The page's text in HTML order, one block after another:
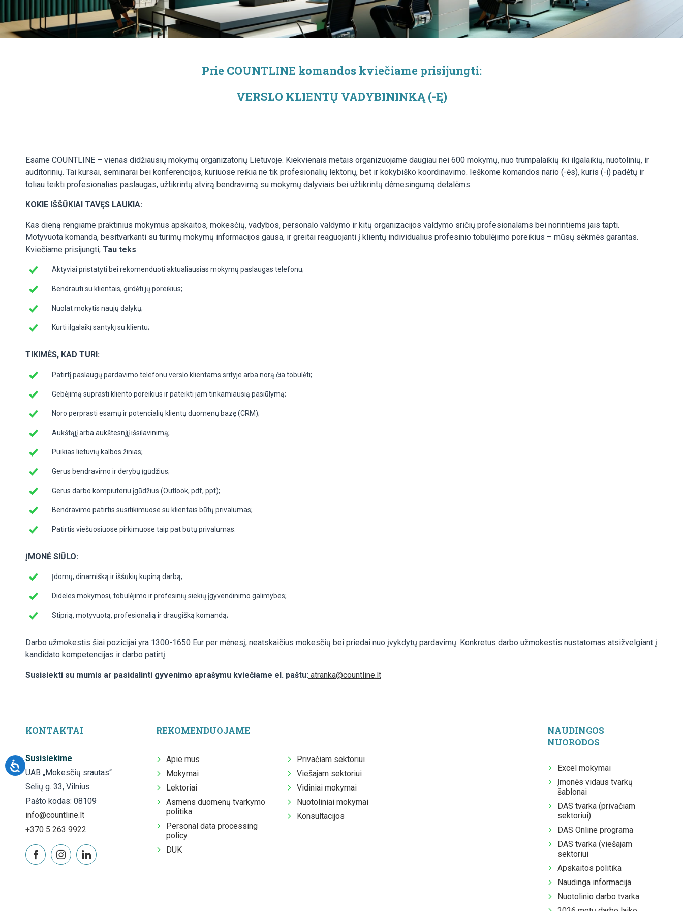
Prie COUNTLINE komandos kviečiame prisijungti:
VERSLO KLIENTŲ VADYBININKĄ (-Ę)
Esame COUNTLINE – vienas didžiausių mokymų organizatorių Lietuvoje. Kiekvienais metais organizuojame daugiau nei 600 mokymų, nuo trumpalaikių iki ilgalaikių, nuotolinių, ir
auditorinių. Tai kursai, seminarai bei konferencijos, kuriuose reikia ne tik profesionalių lektorių, bet ir kokybiško koordinavimo. Ieškome komandos nario (-ės), kuris (-i) padėtų ir
toliau teikti profesionalias paslaugas, užtikrintų atvirą bendravimą su mokymų dalyviais bei užtikrintų dėmesingumą detalėms.
KOKIE IŠŠŪKIAI TAVĘS LAUKIA:
Kas dieną rengiame praktinius mokymus apskaitos, mokesčių, vadybos, personalo valdymo ir kitų organizacijos valdymo sričių profesionalams bei norintiems jais tapti.
Motyvuota komanda, besitvarkanti su turimų mokymų informacijos gausa, ir greitai reaguojanti į klientų individualius profesinio tobulėjimo poreikius – mūsų sėkmės garantas.
Kviečiame prisijungti, Tau teks:
Aktyviai pristatyti bei rekomenduoti aktualiausias mokymų paslaugas telefonu;
Bendrauti su klientais, girdėti jų poreikius;
Nuolat mokytis naujų dalykų;
Kurti ilgalaikį santykį su klientu;
TIKIMĖS, KAD TURI:
Patirtį paslaugų pardavimo telefonu verslo klientams srityje arba norą čia tobulėti;
Gebėjimą suprasti kliento poreikius ir pateikti jam tinkamiausią pasiūlymą;
Noro perprasti esamų ir potencialių klientų duomenų bazę (CRM);
Aukštąjį arba aukštesnįjį išsilavinimą;
Puikias lietuvių kalbos žinias;
Gerus bendravimo ir derybų įgūdžius;
Gerus darbo kompiuteriu įgūdžius (Outlook, pdf, ppt);
Bendravimo patirtis susitikimuose su klientais būtų privalumas;
Patirtis viešuosiuose pirkimuose taip pat būtų privalumas.
ĮMONĖ SIŪLO:
Įdomų, dinamišką ir iššūkių kupiną darbą;
Dideles mokymosi, tobulėjimo ir profesinių siekių įgyvendinimo galimybes;
Stiprią, motyvuotą, profesionalią ir draugišką komandą;
Darbo užmokestis šiai pozicijai yra 1300-1650 Eur per mėnesį, neatskaičius mokesčių bei priedai nuo įvykdytų pardavimų. Konkretus darbo užmokestis nustatomas atsižvelgiant į
kandidato kompetencijas ir darbo patirtį.
Susisiekti su mumis ar pasidalinti gyvenimo aprašymu kviečiame el. paštu: atranka@countline.lt
KONTAKTAI
Susisiekime
UAB „Mokesčių srautas“
Sėlių g. 33, Vilnius
Pašto kodas: 08109
info@countline.lt
+370 5 263 9922
REKOMENDUOJAME
Apie mus
Mokymai
Lektoriai
Asmens duomenų tvarkymo
politika
Personal data processing
policy
DUK
Privačiam sektoriui
Viešajam sektoriui
Vidiniai mokymai
Nuotoliniai mokymai
Konsultacijos
NAUDINGOS
NUORODOS
Excel mokymai
Įmonės vidaus tvarkų
šablonai
DAS tvarka (privačiam
sektoriui)
DAS Online programa
DAS tvarka (viešajam
sektoriui
Apskaitos politika
Naudinga informacija
Nuotolinio darbo tvarka